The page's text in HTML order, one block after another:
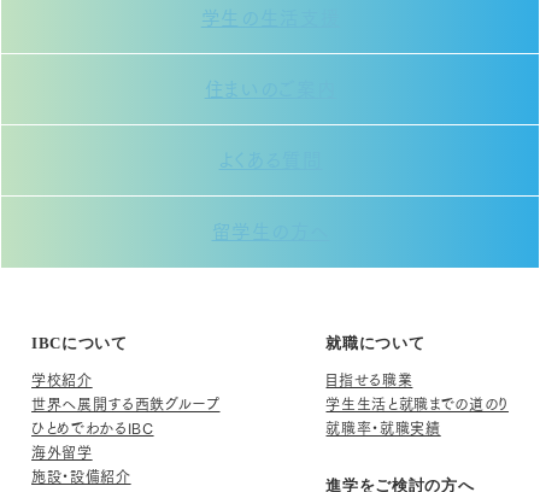
学生の生活支援
住まいのご案内
よくある質問
留学生の方へ
IBCについて
学校紹介
世界へ展開する西鉄グループ
ひとめでわかるIBC
海外留学
施設・設備紹介
就職について
目指せる職業
学生生活と就職までの道のり
就職率・就職実績
進学をご検討の方へ